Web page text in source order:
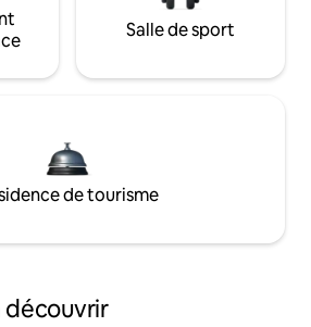
Salle de sport
de tourisme
découvrir